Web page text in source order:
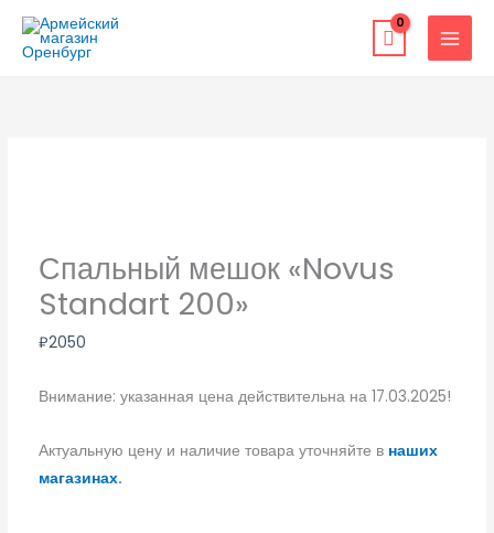
Перейти
содержимому
Спальный мешок «Novus
Standart 200»
₽2050
Внимание: указанная цена действительна на 17.03.2025!
Актуальную цену и наличие товара уточняйте в наших
магазинах.